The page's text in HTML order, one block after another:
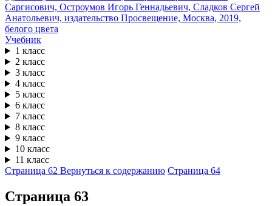
Учебник
1 класс
2 класс
3 класс
4 класс
5 класс
6 класс
7 класс
8 класс
9 класс
10 класс
11 класс
Страница 62 Вернуться к содержанию Страница 64
Cтраница 63